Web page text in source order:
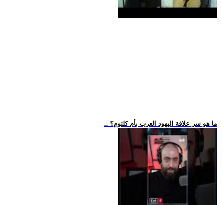
.. ما هو سر علاقة اليهود العرب بأم كلثوم؟